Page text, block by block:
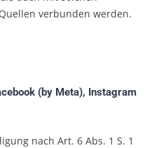
verbunden werden.
(by Meta), Instagram
nach Art. 6 Abs. 1 S. 1